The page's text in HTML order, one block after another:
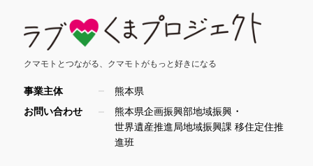
クマモトとつながる、 クマモトがもっと好きになる
事業主体
熊本県
お問い合わせ
熊本県企画振興部地域振興 ・
世界遺産推進局地域振興課 移住定住推
進班